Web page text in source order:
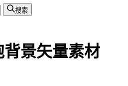
搜索
景矢量素材